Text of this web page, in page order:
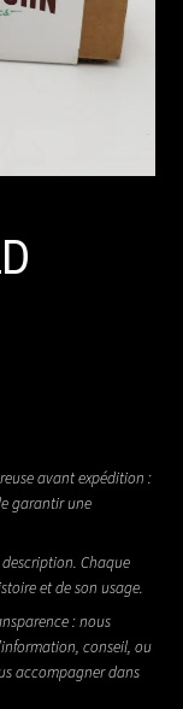
avant expédition :
garantir une
Chaque
et de son usage.
: nous
conseil, ou
accompagner dans